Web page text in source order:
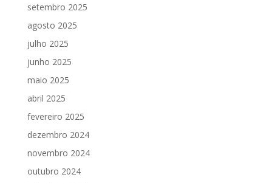
setembro 2025
agosto 2025
julho 2025
junho 2025
maio 2025
abril 2025
fevereiro 2025
dezembro 2024
novembro 2024
outubro 2024